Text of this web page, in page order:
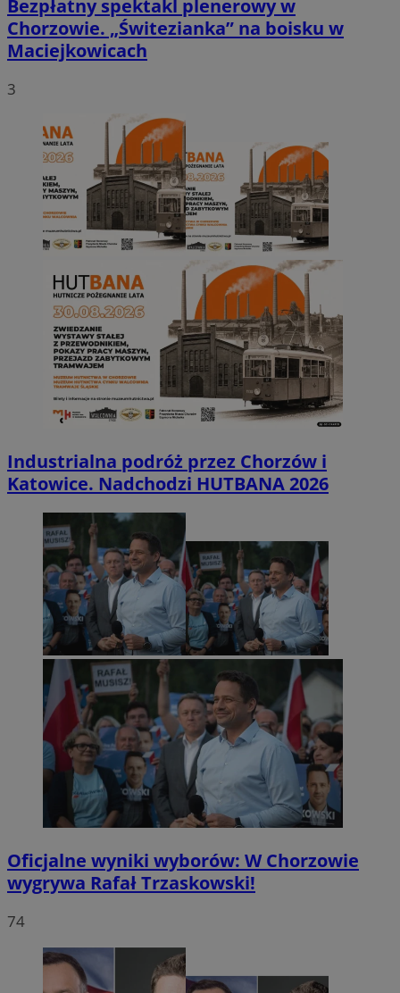
Bezpłatny spektakl plenerowy w
Chorzowie. „Świtezianka” na boisku w
Maciejkowicach
3
Industrialna podróż przez Chorzów i
Katowice. Nadchodzi HUTBANA 2026
Oficjalne wyniki wyborów: W Chorzowie
wygrywa Rafał Trzaskowski!
74